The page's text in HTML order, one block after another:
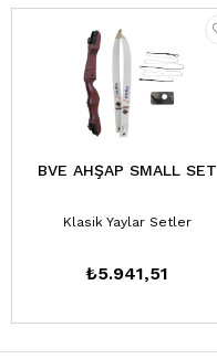
BVE AHŞAP SMALL SET
Klasik Yaylar Setler
₺5.941,51